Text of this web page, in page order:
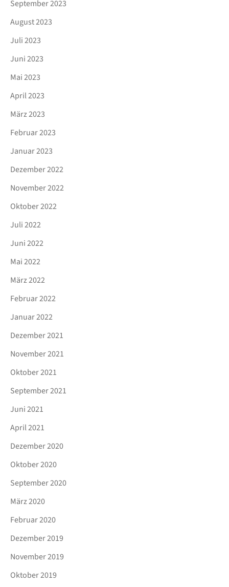
September 2023
August 2023
Juli 2023
Juni 2023
Mai 2023
April 2023
März 2023
Februar 2023
Januar 2023
Dezember 2022
November 2022
Oktober 2022
Juli 2022
Juni 2022
Mai 2022
März 2022
Februar 2022
Januar 2022
Dezember 2021
November 2021
Oktober 2021
September 2021
Juni 2021
April 2021
Dezember 2020
Oktober 2020
September 2020
März 2020
Februar 2020
Dezember 2019
November 2019
Oktober 2019